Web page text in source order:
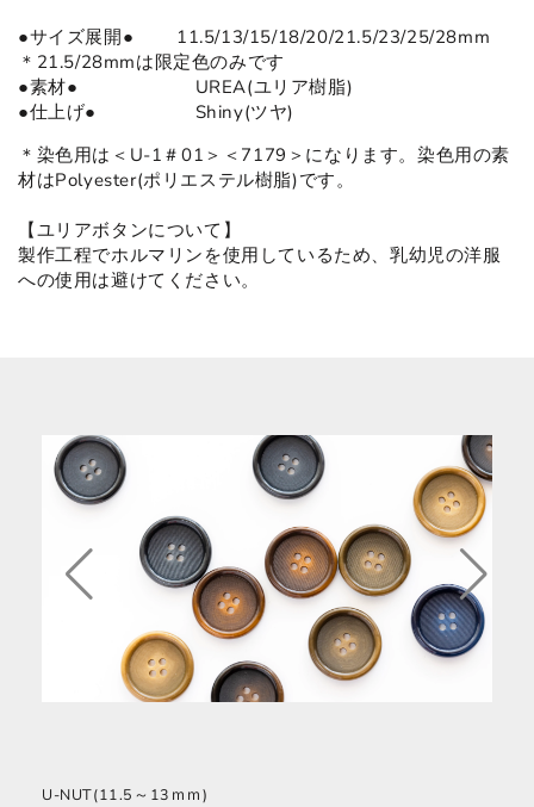
●サイズ展開● 11.5/13/15/18/20/21.5/23/25/28mm
＊21.5/28mmは限定色のみです
●素材● UREA(ユリア樹脂)
●仕上げ● Shiny(ツヤ)
＊染色用は＜U-1＃01＞＜7179＞になります。染色用の素
材はPolyester(ポリエステル樹脂)です。
【ユリアボタンについて】
製作工程でホルマリンを使用しているため、乳幼児の洋服
への使用は避けてください。
U-NUT(11.5～13ｍｍ)